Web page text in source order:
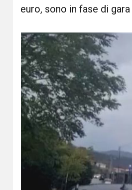
euro, sono in fase di